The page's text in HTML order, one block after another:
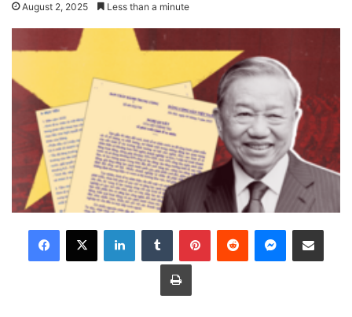
August 2, 2025 Less than a minute
LinkedInTumblr PinterestReddit Messenger
Share via Email
Print